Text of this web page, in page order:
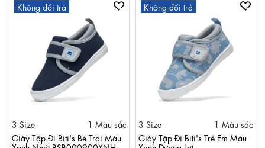
Không đổi trả
3 Size
1 Màu sắc
Giày Tập Đi Biti's Bé Trai Màu
Không đổi trả
3 Size
1 Màu sắc
Giày Tập Đi Biti's Trẻ Em Màu